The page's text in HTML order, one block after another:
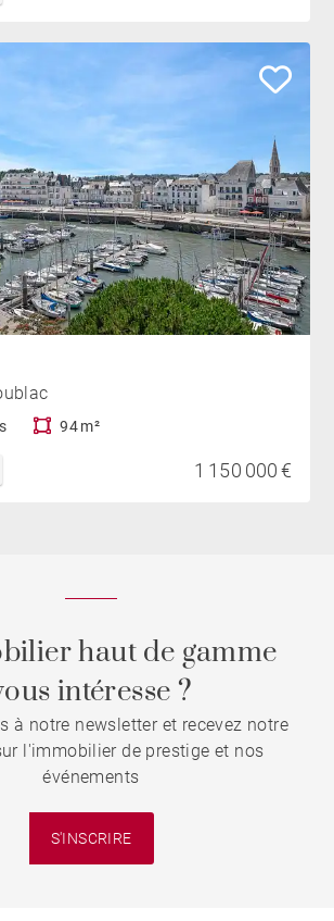
94 m²
1 150 000 €
haut de gamme
intéresse ?
à notre newsletter et recevez notre
l'immobilier de prestige et nos
événements
S'INSCRIRE